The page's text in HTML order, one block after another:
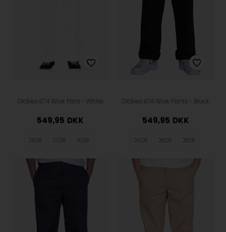
Dickies 874 Work Pant - White
549,95 DKK
24/28 27/28 29/30
Dickies 874 Work Pants - Black
549,95 DKK
24/28 28/28 28/30